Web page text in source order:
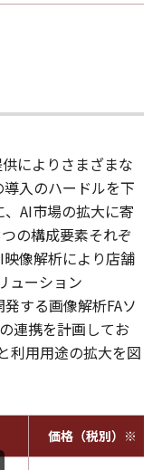
によりさまざまな
入のハードルを下
AI市場の拡大に寄
の構成要素それぞ
像解析により店舗
ューション
する画像解析FAソ
連携を計画してお
利用用途の拡大を図
価格（税別）※